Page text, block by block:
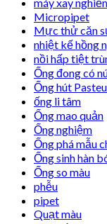
máy xay
Micropipet
Mực thử căn
nhiệt kế hồng
nồi hấp tiệt
Ống đong có
Ống hút
ống li tâm
Ống mao quản
Ống nghiệm
Ống phá mẫu
Ống sinh hàn
Ống so màu
phễu
pipet
Quạt màu